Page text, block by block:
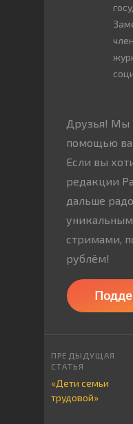
Друзья! Мы
помощью
Если вы
редакции
дальше
стримами,
рублём!
«Дети семьи
трудовой»